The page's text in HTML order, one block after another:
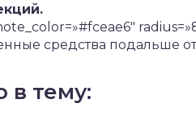
средства подальше
в тему: